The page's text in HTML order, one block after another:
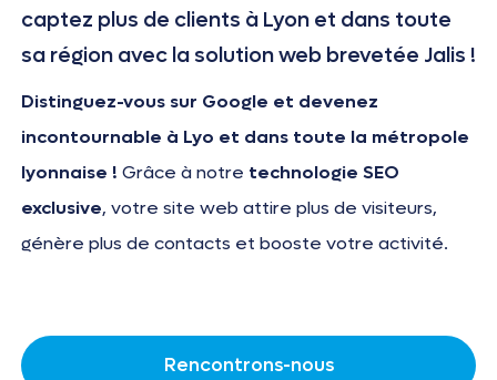
captez plus de clients à Lyon et dans toute
sa région avec la solution web brevetée Jalis !
Distinguez-vous sur Google et devenez
incontournable à Lyo et dans toute la métropole
lyonnaise ! Grâce à notre technologie SEO
exclusive, votre site web attire plus de visiteurs,
génère plus de contacts et booste votre activité.
Rencontrons-nous